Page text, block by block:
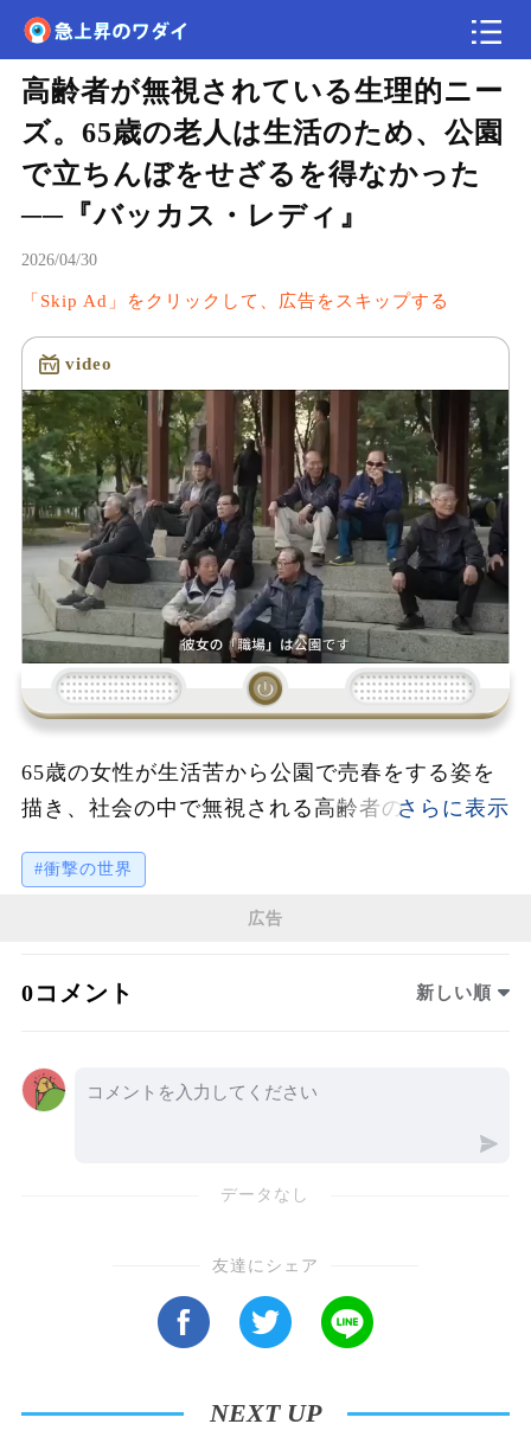
高齢者が無視されている生理的ニー
ズ。65歳の老人は生活のため、公園
で立ちんぼをせざるを得なかった
──『バッカス・レディ』
2026/04/30
「Skip Ad」をクリックして、広告をスキップする
video
読み込み中...
65歳の女性が生活苦から公園で売春をする姿を
描き、社会の中で無視される高齢者の現実や生
ばざるを得なかった過酷な環境と、その中で生
き抜く彼女の姿が、多くの人々に問いを投げか
#衝撃の世界
広告
0コメント 新しい順
データなし
友達にシェア
NEXT UP
速報